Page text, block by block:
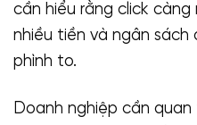
cần hiểu rằng click
nhiều tiền và ngân
phình to.
Doanh nghiệp cần